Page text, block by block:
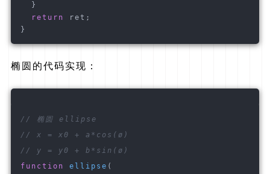
}
return
ret;
}
椭圆的代码实现：
// 椭圆 ellipse
// x = x0 + a*cos(ø)
// y = y0 + b*sin(ø)
function
ellipse (